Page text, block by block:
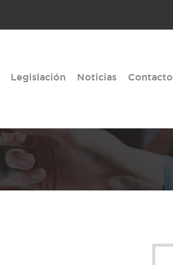
Legislación Noticias Contacto